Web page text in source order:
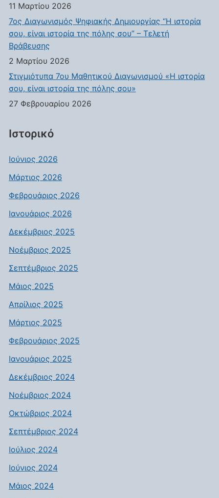
11 Μαρτίου 2026
7ος Διαγωνισμός Ψηφιακής Δημιουργίας “Η ιστορία
σου, είναι ιστορία της πόλης σου” – Τελετή
Βράβευσης
2 Μαρτίου 2026
Στιγμιότυπα 7ου Μαθητικού Διαγωνισμού «Η ιστορία
σου, είναι ιστορία της πόλης σου»
27 Φεβρουαρίου 2026
Ιστορικό
Ιούνιος 2026
Μάρτιος 2026
Φεβρουάριος 2026
Ιανουάριος 2026
Δεκέμβριος 2025
Νοέμβριος 2025
Σεπτέμβριος 2025
Μάιος 2025
Απρίλιος 2025
Μάρτιος 2025
Φεβρουάριος 2025
Ιανουάριος 2025
Δεκέμβριος 2024
Νοέμβριος 2024
Οκτώβριος 2024
Σεπτέμβριος 2024
Ιούλιος 2024
Ιούνιος 2024
Μάιος 2024